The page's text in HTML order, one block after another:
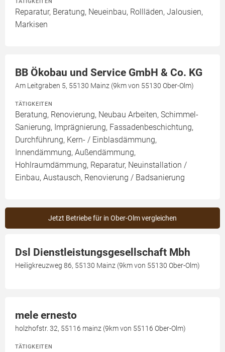
Reparatur, Beratung, Neueinbau, Rollläden, Jalousien,
Markisen
BB Ökobau und Service GmbH & Co. KG
Am Leitgraben 5, 55130 Mainz (9km von 55130 Ober-Olm)
TÄTIGKEITEN
Beratung, Renovierung, Neubau Arbeiten, Schimmel-
Sanierung, Imprägnierung, Fassadenbeschichtung,
Durchführung, Kern- / Einblasdämmung,
Innendämmung, Außendämmung,
Hohlraumdämmung, Reparatur, Neuinstallation /
Einbau, Austausch, Renovierung / Badsanierung
Jetzt Betriebe für in Ober-Olm vergleichen
Dsl Dienstleistungsgesellschaft Mbh
Heiligkreuzweg 86, 55130 Mainz (9km von 55130 Ober-Olm)
mele ernesto
holzhofstr. 32, 55116 mainz (9km von 55116 Ober-Olm)
TÄTIGKEITEN